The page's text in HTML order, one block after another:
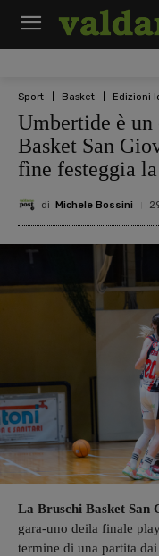
Sport Basket Edizioni
Umbertide è un
Basket San
fìne festeggia
di Michele Bossini
La Bruschi Basket San
gara-uno deila finale
termine di una partita